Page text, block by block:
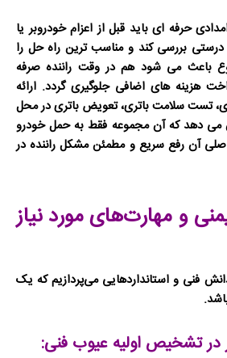
حرفه ای باید قبل از اعزام خودروبر یا
بررسی کند و مناسب ترین راه حل را
باعث می شود هم در وقت راننده صرفه
هزینه های اضافی جلوگیری گردد. ارائه
تست سلامت باتری، تعویض باتری در محل
می دهد که آن مجموعه فقط به حمل خودرو
آن رفع سریع و مطمئن مشکل راننده در
و مهارت‌های مورد نیاز
فنی و استانداردهایی می‌پردازیم که یک
تشخیص اولیه عیوب فنی: